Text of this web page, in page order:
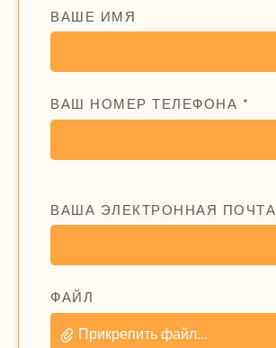
ВАШЕ ИМЯ
ВАШ НОМЕР ТЕЛЕФОНА *
ВАША ЭЛЕКТРОННАЯ ПОЧТА
ФАЙЛ
Прикрепить файл...